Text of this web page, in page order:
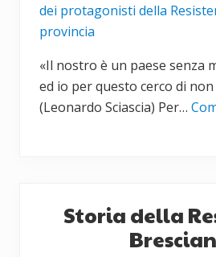
dei protagonisti della
provincia
«Il nostro è un paese senza
ed io per questo cerco di
(Leonardo Sciascia) Per…
Storia della